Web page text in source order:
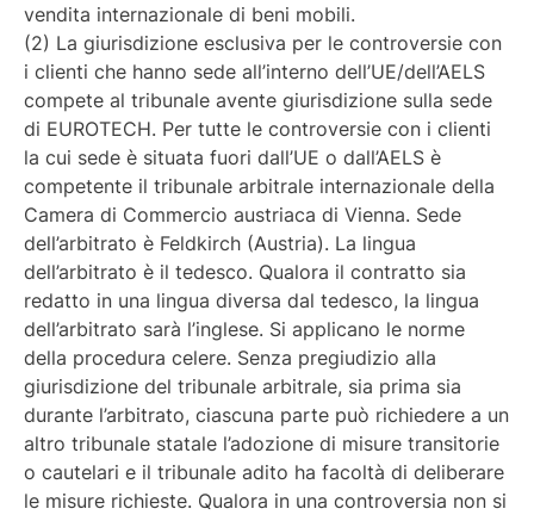
vendita internazionale di beni mobili.
(2) La giurisdizione esclusiva per le controversie con
i clienti che hanno sede all’interno dell’UE/dell’AELS
compete al tribunale avente giurisdizione sulla sede
di EUROTECH. Per tutte le controversie con i clienti
la cui sede è situata fuori dall’UE o dall’AELS è
competente il tribunale arbitrale internazionale della
Camera di Commercio austriaca di Vienna. Sede
dell’arbitrato è Feldkirch (Austria). La lingua
dell’arbitrato è il tedesco. Qualora il contratto sia
redatto in una lingua diversa dal tedesco, la lingua
dell’arbitrato sarà l’inglese. Si applicano le norme
della procedura celere. Senza pregiudizio alla
giurisdizione del tribunale arbitrale, sia prima sia
durante l’arbitrato, ciascuna parte può richiedere a un
altro tribunale statale l’adozione di misure transitorie
o cautelari e il tribunale adito ha facoltà di deliberare
le misure richieste. Qualora in una controversia non si